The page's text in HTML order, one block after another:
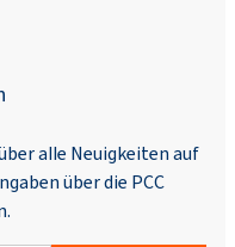
alle Neuigkeiten auf
über die PCC